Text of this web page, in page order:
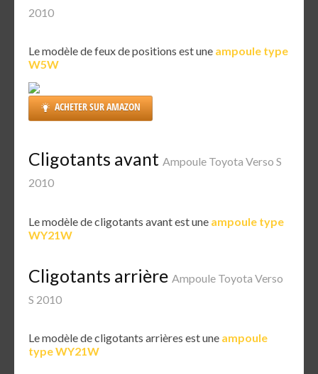
2010
Le modèle de feux de positions est une ampoule type
W5W
ACHETER SUR AMAZON
Cligotants avant Ampoule Toyota Verso S
2010
Le modèle de cligotants avant est une ampoule type
WY21W
Cligotants arrière Ampoule Toyota Verso
S 2010
Le modèle de cligotants arrières est une ampoule
type WY21W